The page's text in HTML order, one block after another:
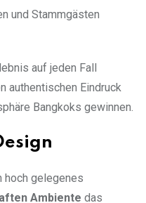
und Stammgästen
auf jeden Fall
authentischen Eindruck
Bangkoks gewinnen.
hoch gelegenes
Ambiente das